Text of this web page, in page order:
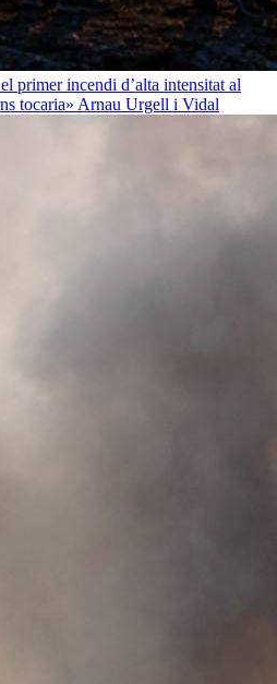
primer incendi d’alta intensitat al
tocaria» Arnau Urgell i Vidal